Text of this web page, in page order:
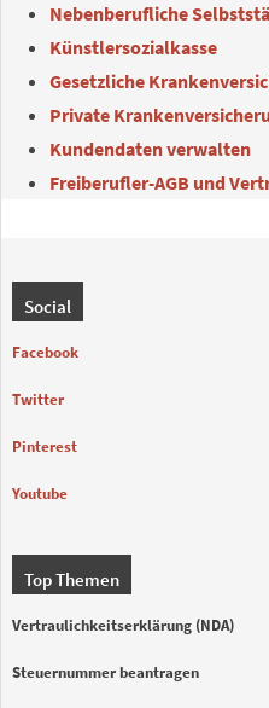
Nebenberufliche
Künstlersozialkasse
Gesetzliche
Private
Kundendaten verwalten
Freiberufler-AGB und
Social
Facebook
Twitter
Pinterest
Youtube
Top Themen
Vertraulichkeitserklärung (NDA)
Steuernummer beantragen